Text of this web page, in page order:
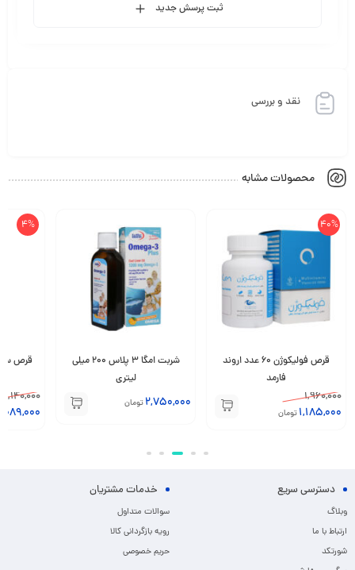
ثبت پرسش جدید
نقد و بررسی
محصولات مشابه
40%
قرص فولیکوژن 60 عدد اروند
فارمد
1,960,000
1,185,000 تومان
شربت امگا 3 پلاس 200 میلی
لیتری
2,750,000 تومان
4%
قرص
1,140,000
دسترسی سریع
وبلاگ
ارتباط با ما
شورتکد
خدمات مشتریان
سوالات متداول
رویه بازگردانی کالا
حریم خصوصی